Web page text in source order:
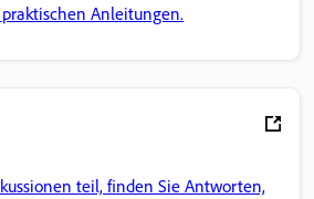
Anleitungen.
teil, finden Sie Antworten,